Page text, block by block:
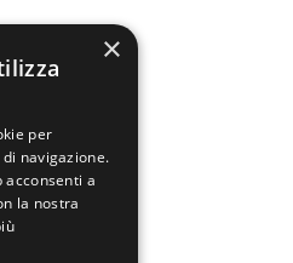
×
per
navigazione.
acconsenti a
la nostra